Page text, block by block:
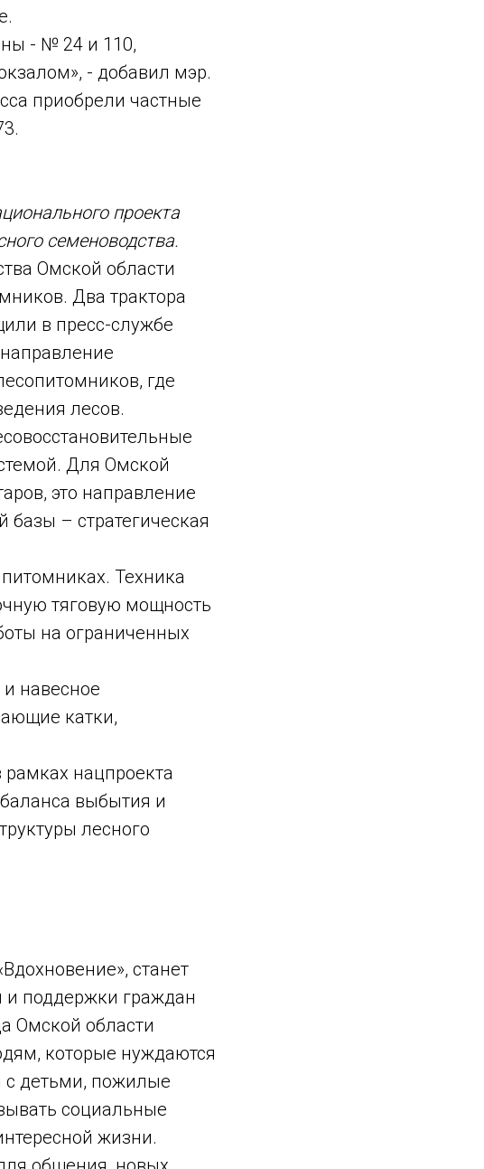
- № 24 и 110,
- добавил мэр.
приобрели частные
проекта
семеноводства.
Омской области
Два трактора
в пресс-службе
где
лесов.
Для Омской
это направление
– стратегическая
Техника
тяговую мощность
на ограниченных
навесное
катки,
нацпроекта
выбытия и
лесного
станет
и поддержки граждан
Омской области
которые нуждаются
детьми, пожилые
социальные
жизни.